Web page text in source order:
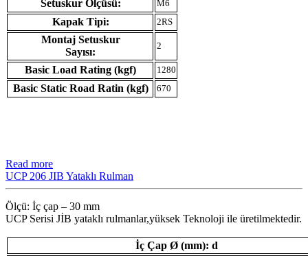
Setuskur Ölçüsü: M6
Kapak Tipi: 2RS
Montaj Setuskur
Sayısı:
2
Basic Load Rating (kgf) 1280
Basic Static Road Ratin (kgf) 670
Read more
UCP 206 JIB Yataklı Rulman
Ölçü: İç çap – 30 mm
UCP Serisi JİB ​​yataklı rulmanlar,yüksek Teknoloji ile üretilmektedir.
İç Çap Ø (mm): d